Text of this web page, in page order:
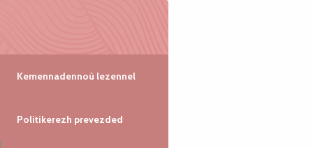
Kemennadennoù lezennel
Politikerezh prevezded